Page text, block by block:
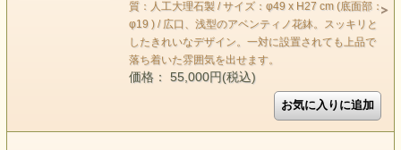
質：人工大理石製 / サイズ：φ49 x H27 cm (底面部：
φ19 ) / 広口、浅型のアベンティノ花鉢。スッキリと
したきれいなデザイン。一対に設置されても上品で
落ち着いた雰囲気を出せます。
価格： 55,000円(税込)